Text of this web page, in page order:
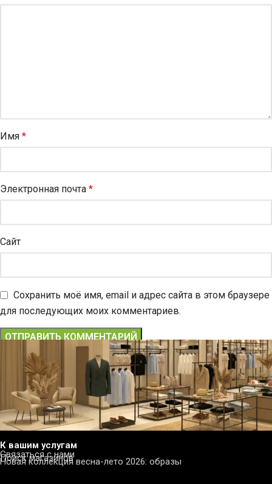
Имя *
Электронная почта *
Сайт
Сохранить моё имя, email и адрес сайта в этом браузере
для последующих моих комментариев.
К вашим услугам
Связаться с нами
Поиск магазинов
Новая коллекция весна-лето 2026: образы